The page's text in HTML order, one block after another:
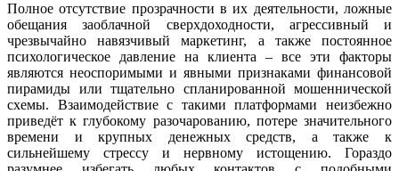
Полное отсутствие прозрачности в их деятельности, ложные
обещания заоблачной сверхдоходности, агрессивный и
чрезвычайно навязчивый маркетинг, а также постоянное
психологическое давление на клиента – все эти факторы
являются неоспоримыми и явными признаками финансовой
пирамиды или тщательно спланированной мошеннической
схемы. Взаимодействие с такими платформами неизбежно
приведёт к глубокому разочарованию, потере значительного
времени и крупных денежных средств, а также к
сильнейшему стрессу и нервному истощению. Гораздо